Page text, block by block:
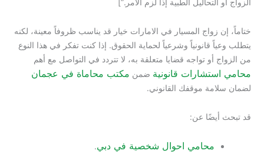
زواج المسيار في الامارات خيار قد يناسب ظروفاً معينة، لكنه
قانونياً وشرعياً لحماية الحقوق. إذا كنت تفكر في هذا النوع
تواجه قضايا متعلقة به، لا تتردد في التواصل مع أهم
قانونيةضمنمكتب محاماة في عجمان
موقفك القانوني.
عن:
محامي احوال شخصية في دبي.